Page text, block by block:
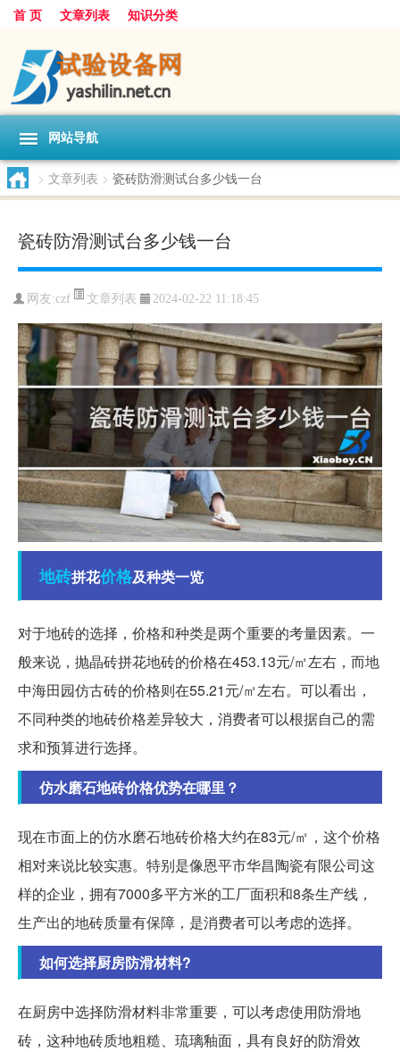
首 页 文章列表 知识分类
网站导航
> 文章列表 > 瓷砖防滑测试台多少钱一台
瓷砖防滑测试台多少钱一台
网友:czf 文章列表 2024-02-22 11:18:45
地砖拼花价格及种类一览
对于地砖的选择，价格和种类是两个重要的考量因素。一
般来说，抛晶砖拼花地砖的价格在453.13元/㎡左右，而地
中海田园仿古砖的价格则在55.21元/㎡左右。可以看出，
不同种类的地砖价格差异较大，消费者可以根据自己的需
求和预算进行选择。
仿水磨石地砖价格优势在哪里？
现在市面上的仿水磨石地砖价格大约在83元/㎡，这个价格
相对来说比较实惠。特别是像恩平市华昌陶瓷有限公司这
样的企业，拥有7000多平方米的工厂面积和8条生产线，
生产出的地砖质量有保障，是消费者可以考虑的选择。
如何选择厨房防滑材料?
在厨房中选择防滑材料非常重要，可以考虑使用防滑地
砖，这种地砖质地粗糙、琉璃釉面，具有良好的防滑效